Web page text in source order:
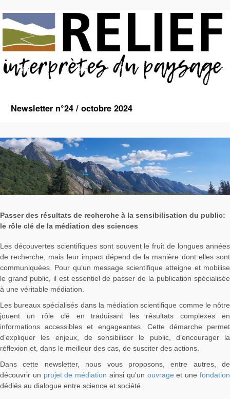
Newsletter n°24 / octobre 2024
Passer des résultats de recherche à la sensibilisation du public:
le rôle clé de la médiation des sciences
Les découvertes scientifiques sont souvent le fruit de longues années
de recherche, mais leur impact dépend de la manière dont elles sont
communiquées. Pour qu’un message scientifique atteigne et mobilise
le grand public, il est essentiel de passer de la publication spécialisée
à une véritable médiation.
Les bureaux spécialisés dans la médiation scientifique comme le nôtre
jouent un rôle clé en traduisant les résultats complexes en
informations accessibles et engageantes. Cette démarche permet
d’expliquer les enjeux, de sensibiliser le public, d’encourager la
réflexion et, dans le meilleur des cas, de susciter des actions.
Dans cette newsletter, nous vous proposons, entre autres, de
découvrir un projet de médiation ainsi qu'un ouvrage et unefondation
dédiés au dialogue entre science et société.